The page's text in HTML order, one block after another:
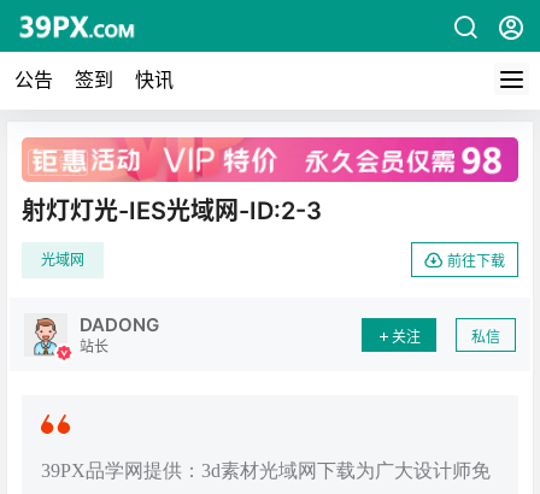
公告 签到 快讯
广告
射灯灯光-IES光域网-ID:2-3
光域网 前往下载
DADONG
站长
关注 私信
39PX品学网提供：3d素材光域网下载为广大设计师免